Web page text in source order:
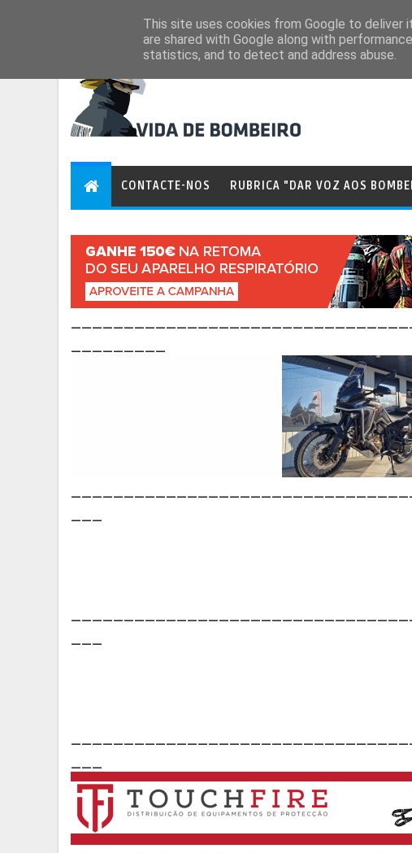
CONTACTE-NOS RUBRICA "DAR VOZ AOS
This site uses cookies from Google to deliver
are shared with Google along with
statistics, and to detect and address abuse.